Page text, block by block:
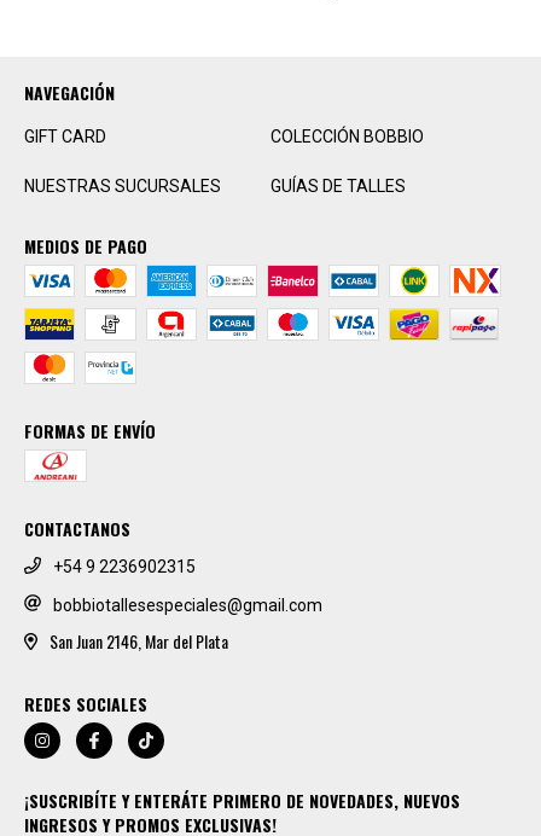
NAVEGACIÓN
GIFT CARD COLECCIÓN BOBBIO
NUESTRAS SUCURSALES GUÍAS DE TALLES
MEDIOS DE PAGO
FORMAS DE ENVÍO
CONTACTANOS
+54 9 2236902315
bobbiotallesespeciales@gmail.com
San Juan 2146, Mar del Plata
REDES SOCIALES
¡SUSCRIBÍTE Y ENTERÁTE PRIMERO DE NOVEDADES, NUEVOS
INGRESOS Y PROMOS EXCLUSIVAS!